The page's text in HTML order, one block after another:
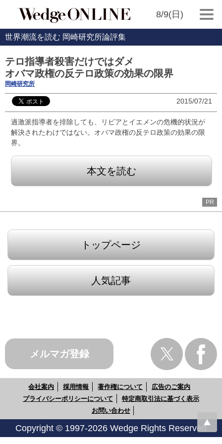
8/9(日)
世界潮流を読む 岡崎研究所論評集
テロ指導者殺害だけではダメ
オバマ政権の反テロ政策の効果の限界
岡崎研究所
2015/07/21
過激派指導者を排除しても、リビアとイエメンの危機的状況が
解決されたわけではない。オバマ政権の反テロ政策の効果の限
界。
本文を読む
PR
トップページ
人気記事
メルマガ登録
会社案内 採用情報 著作権について
広告のご案内
プライバシーポリシーについて
特定商取引法に基づく表示
お問い合わせ
Copyright © 1997-2026 Wedge Rights Reserved